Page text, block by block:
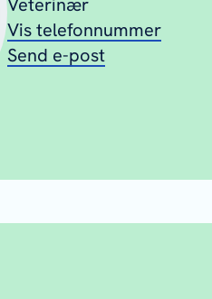
Vis telefonnummer
Send e-post